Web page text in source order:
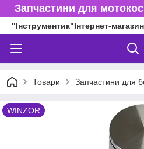
Запчастини для
"Інструментик"Інтернет-
Товари Запчастини для
WINZOR